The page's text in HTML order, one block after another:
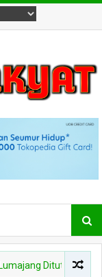
Ditutup Sementara